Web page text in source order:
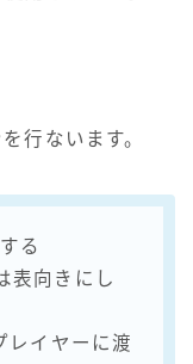
行ないます。
る
表向きにし
レイヤーに渡